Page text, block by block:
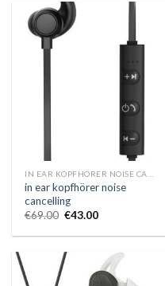
in ear kopfhörer noise
cancelling
€69.00 €43.00